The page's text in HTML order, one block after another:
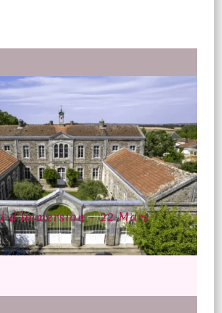
d’immersion – 22 Mars